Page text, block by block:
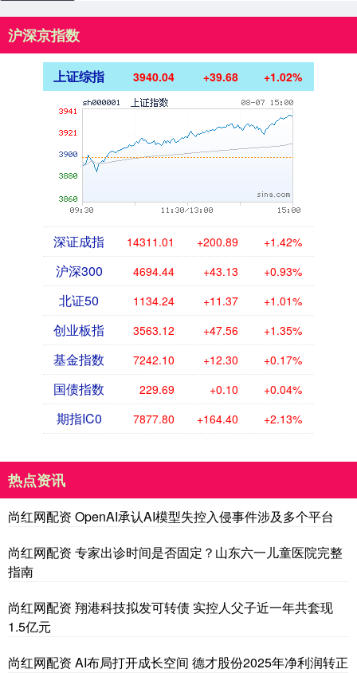
沪深京指数
上证综指 3940.04 +39.68 +1.02%
深证成指 14311.01 +200.89 +1.42%
沪深300 4694.44 +43.13 +0.93%
北证50 1134.24 +11.37 +1.01%
创业板指 3563.12 +47.56 +1.35%
基金指数 7242.10 +12.30 +0.17%
国债指数 229.69 +0.10 +0.04%
期指IC0 7877.80 +164.40 +2.13%
热点资讯
尚红网配资 OpenAI承认AI模型失控入侵事件涉及多个平台
尚红网配资 专家出诊时间是否固定？山东六一儿童医院完整
指南
尚红网配资 翔港科技拟发可转债 实控人父子近一年共套现
1.5亿元
尚红网配资 AI布局打开成长空间 德才股份2025年净利润转正